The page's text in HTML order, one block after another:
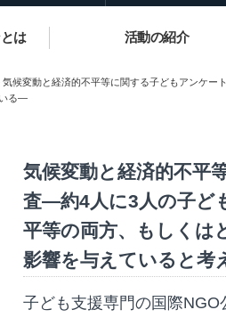
は 活動の紹介
気候変動と経済的不平等に関する子どもアンケ
いる―
気候変動と経済的不平
査―約4人に3人の子ど
平等の両方、もしくは
影響を与えていると
子ども支援専門の国際